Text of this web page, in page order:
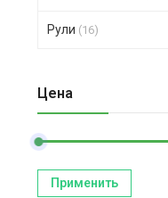
Рули (16)
Цена
Применить